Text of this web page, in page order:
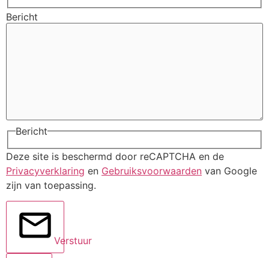
Bericht
Bericht
Deze site is beschermd door reCAPTCHA en de
Privacyverklaring en Gebruiksvoorwaarden van Google
zijn van toepassing.
Verstuur